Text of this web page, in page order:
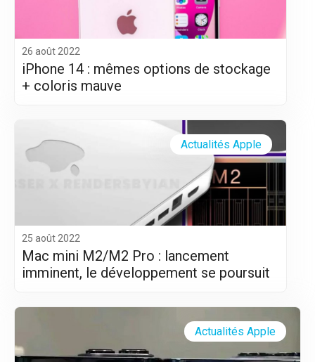
26 août 2022
iPhone 14 : mêmes options de stockage
+ coloris mauve
25 août 2022
Mac mini M2/M2 Pro : lancement
imminent, le développement se poursuit
Actualités Apple
Actualités Apple